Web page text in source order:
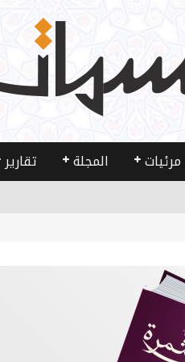
مرئيات المجلة تقارير